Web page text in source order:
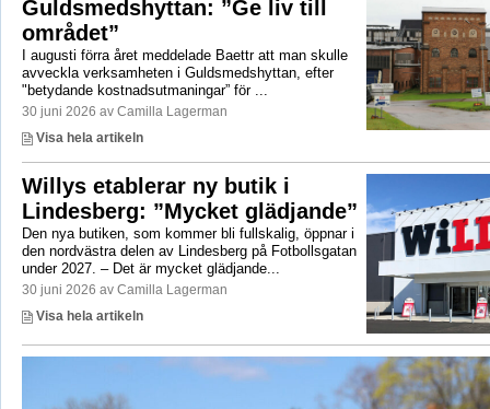
Guldsmedshyttan: ”Ge liv till
området”
I augusti förra året meddelade Baettr att man skulle
avveckla verksamheten i Guldsmedshyttan, efter
"betydande kostnadsutmaningar” för ...
30 juni 2026 av Camilla Lagerman
Visa hela artikeln
Willys etablerar ny butik i
Lindesberg: ”Mycket glädjande”
Den nya butiken, som kommer bli fullskalig, öppnar i
den nordvästra delen av Lindesberg på Fotbollsgatan
under 2027. – Det är mycket glädjande...
30 juni 2026 av Camilla Lagerman
Visa hela artikeln